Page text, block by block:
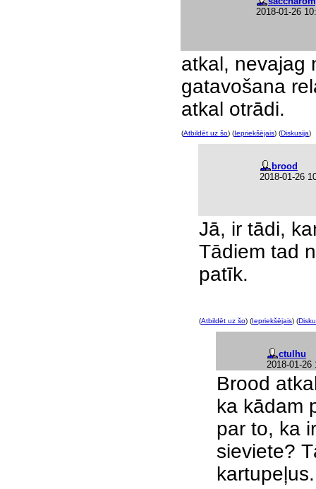
2018-01-26
atkal, nevajag
gatavošana
atkal otrādi.
(Atbildēt uz šo) (Iepriekšējais) (Diskusija)
brood
2018-01-26
Jā, ir tādi,
Tādiem tad
patīk.
(Atbildēt uz šo) (Iepriekšējais) (
ctulhu
2018-01-26
Brood
ka kādam
par to, ka
sieviete?
kartupeļus.